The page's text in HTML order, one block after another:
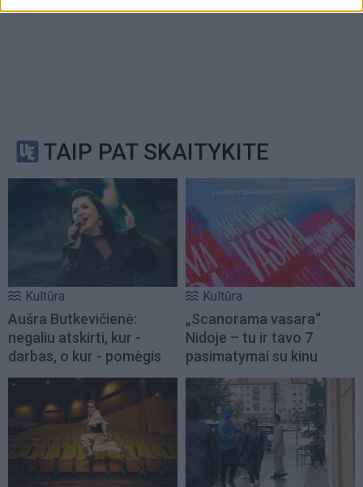
TAIP PAT SKAITYKITE
Kultūra
Aušra Butkevičienė:
negaliu atskirti, kur -
darbas, o kur - pomėgis
Kultūra
„Scanorama vasara“
Nidoje – tu ir tavo 7
pasimatymai su kinu